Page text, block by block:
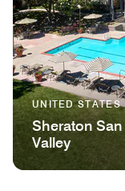
UNITED STATES
Sheraton
Valley